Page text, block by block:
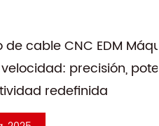
Máquina de corte
potencia y